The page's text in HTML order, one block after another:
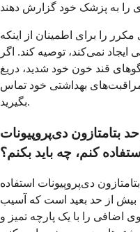
را برای اطمینان از اینکه
ایجاد نمی‌کند، توصیه کند. اگر
قند خون خود شدید، دریغ
مراقبت‌های بهداشتی خود تماس
بگیرید.
بتامتازون دی‌پروپیونات
استفاده کنم، چه باید بکنم؟
دی‌پروپیونات استفاده
بیش از حد بعید است که آسیب
اضافی را با یک پارچه تمیز و